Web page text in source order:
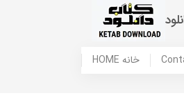
HOME خانه